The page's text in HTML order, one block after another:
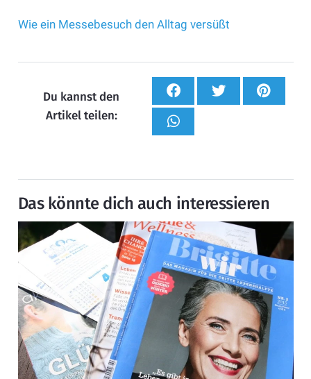
Wie ein Messebesuch den Alltag versüßt
Du kannst den
Artikel teilen:
Das könnte dich auch interessieren